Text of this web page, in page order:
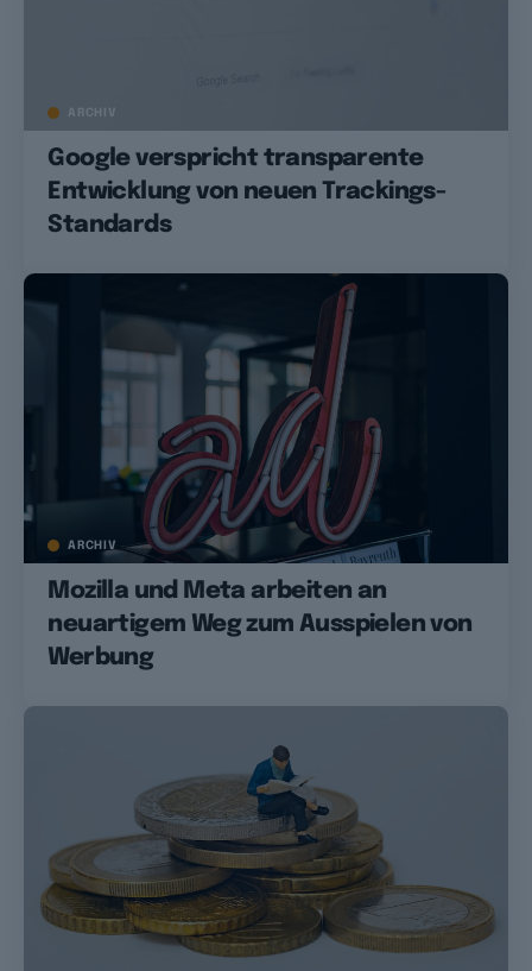
ARCHIV
Google verspricht transparente
Entwicklung von neuen Trackings-
Standards
ARCHIV
Mozilla und Meta arbeiten an
neuartigem Weg zum Ausspielen von
Werbung